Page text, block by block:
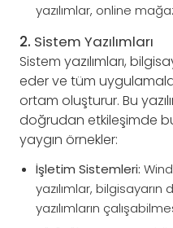
yazılımlar, online
2. Sistem Yazılımları
Sistem yazılımları,
eder ve tüm
ortam oluşturur. Bu
doğrudan etkileşimde
yaygın örnekler:
İşletim Sistemleri:
yazılımlar, bilgisayarın
yazılımların